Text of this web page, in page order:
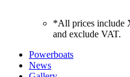
*All prices include
and exclude VAT.
Powerboats
News